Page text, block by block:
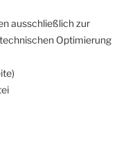
ausschließlich zur
Optimierung